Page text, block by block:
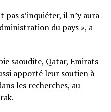
pas s’inquiéter, il n’y aura
du pays », a-
saoudite, Qatar, Emirats
apporté leur soutien à
les recherches, au